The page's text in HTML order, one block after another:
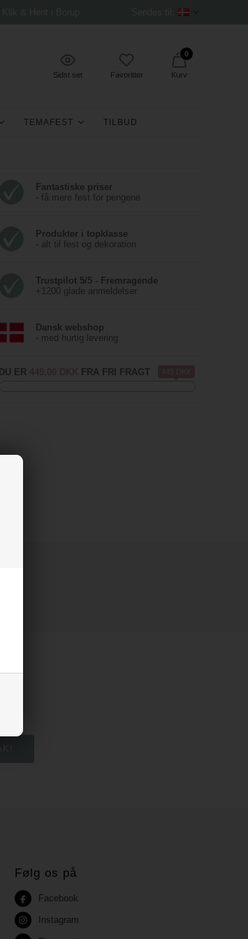
Sidst set Favoritter
0
Kurv
TEMAFEST TILBUD
Fantastiske priser
- få mere fest for pengene
Produkter i topklasse
- alt til fest og dekoration
Trustpilot 5/5 - Fremragende
+1200 glade anmeldelser
Dansk webshop
- med hurtig levering
DU ER FRA FRI FRAGT
Følg os på
Facebook
Instagram